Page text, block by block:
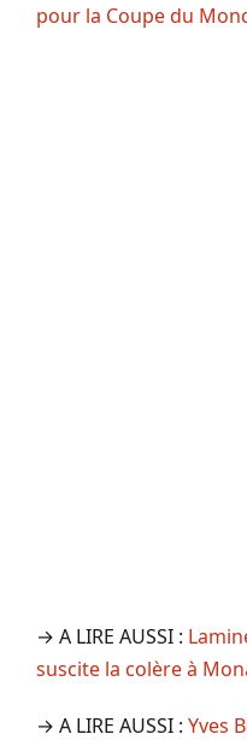
pour la Coupe du
→ A LIRE AUSSI :
suscite la colère à
→ A LIRE AUSSI : Yves